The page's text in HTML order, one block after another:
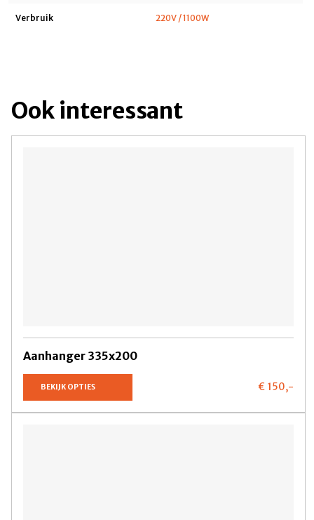
Verbruik 220V / 1100W
Ook interessant
Aanhanger 335x200
BEKIJK OPTIES € 150,-